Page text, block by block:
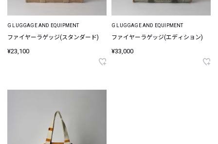
G LUGGAGE AND EQUIPMENT
ファイヤーラゲッジ(スタンダード)
¥23,100
G LUGGAGE AND EQUIPMENT
ファイヤーラゲッジ(エディション)
¥33,000